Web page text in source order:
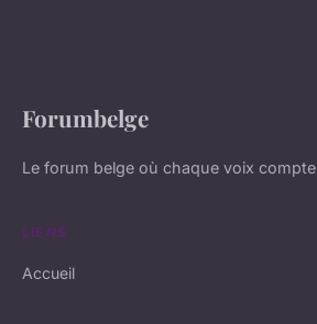
Forumbelge
Le forum belge où chaque voix compte
LIENS
Accueil